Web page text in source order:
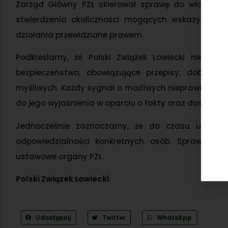
Zarząd Główny PZŁ skierował sprawę do
stwierdzenia okoliczności mogących wskazywać
działania przewidziane prawem.
Podkreślamy, że Polski Związek Łowiecki nie
bezpieczeństwo, obowiązujące przepisy, dobre
myśliwych. Każdy sygnał o możliwych
do jego wyjaśnienia w oparciu o fakty oraz dostępne
Jednocześnie zaznaczamy, że do czasu
odpowiedzialności konkretnych osób. Sprawa
ustawowe organy PZŁ.
Polski Związek Łowiecki
Udostępnij Twitter WhatsApp